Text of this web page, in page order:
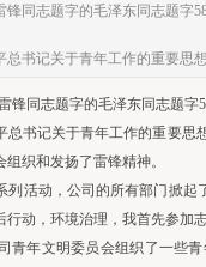
同志题字的毛泽东同志题字
总书记关于青年工作的重要思
锋同志题字的毛泽东同志题字
总书记关于青年工作的重要思
织和发扬了雷锋精神。
活动，公司的所有部门掀起
行动，环境治理，我首先参加
青年文明委员会组织了一些